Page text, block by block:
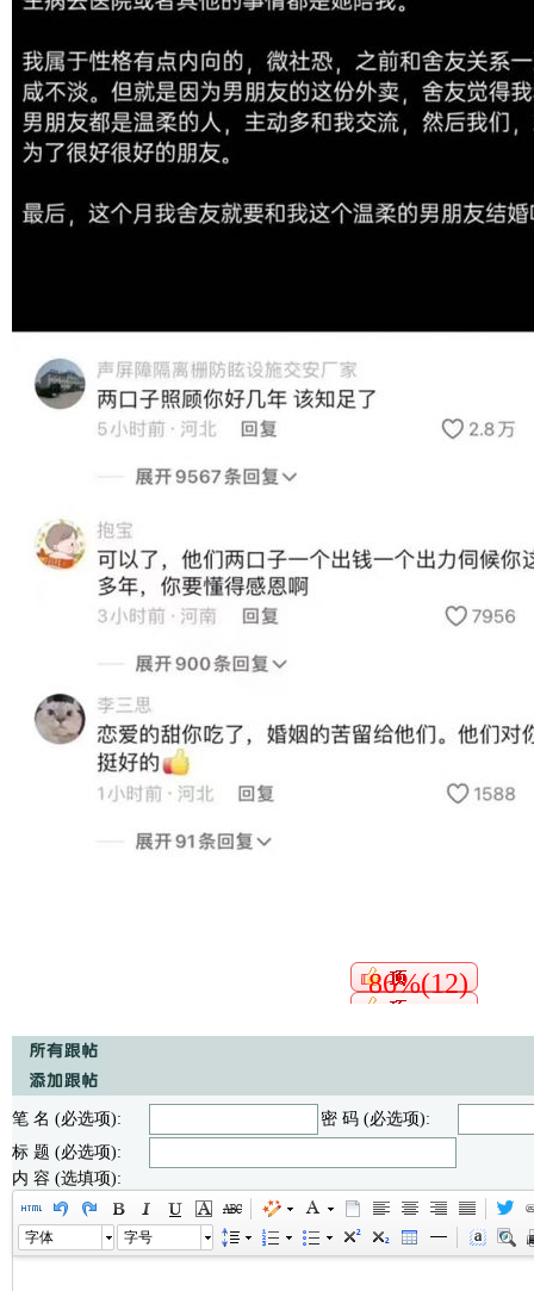
86%(12)
笔 名 (必选项):
密 码 (必选项):
标 题 (必选项):
内 容 (选填项):
字体 字号